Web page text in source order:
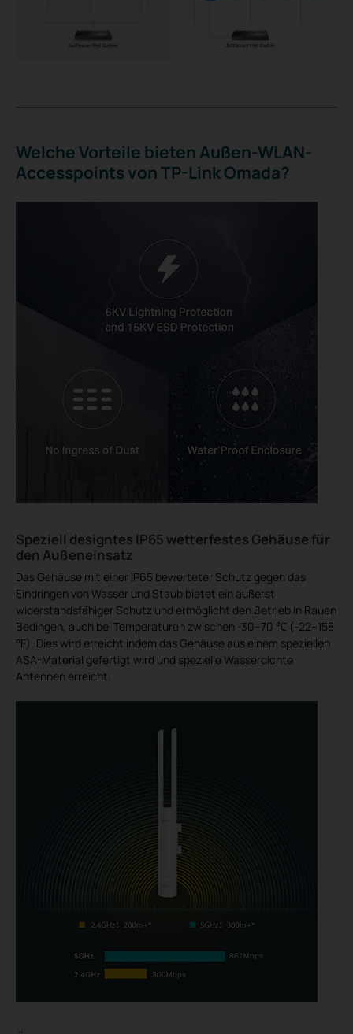
Welche Vorteile bieten Außen-WLAN-
Accesspoints von TP-Link Omada?
Speziell designtes IP65 wetterfestes Gehäuse für
den Außeneinsatz
Das Gehäuse mit einer IP65 bewerteter Schutz gegen das
Eindringen von Wasser und Staub bietet ein äußerst
widerstandsfähiger Schutz und ermöglicht den Betrieb in Rauen
Bedingen, auch bei Temperaturen zwischen -30–70 ℃ (-22–158
°F). Dies wird erreicht indem das Gehäuse aus einem speziellen
ASA-Material gefertigt wird und spezielle Wasserdichte
Antennen erreicht.